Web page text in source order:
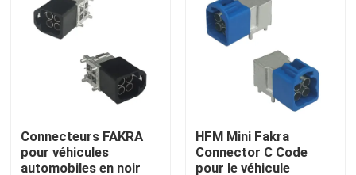
Nous contacter
Demander un devis
Connecteur de carte PCB de FAKRA
Connecteurs FAKRA
pour véhicules
automobiles en noir
HFM Mini Fakra
Connector C Code
pour le véhicule